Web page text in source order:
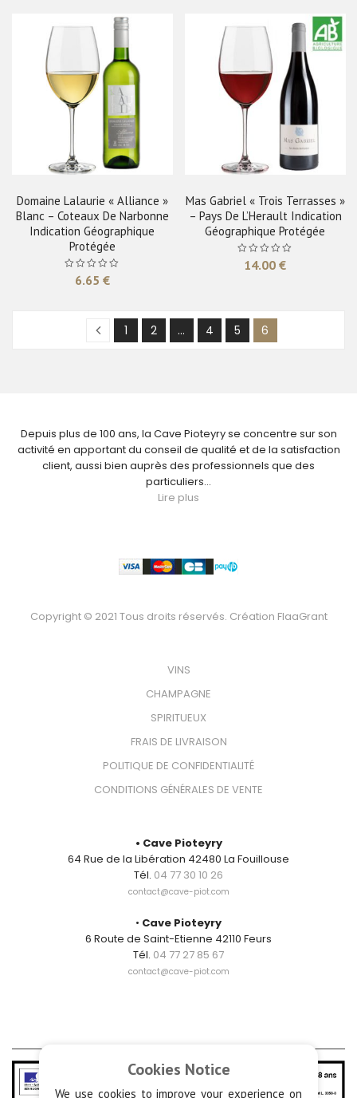
Domaine Lalaurie « Alliance »
Blanc – Coteaux De Narbonne
Indication Géographique
Protégée
6.65 €
Mas Gabriel « Trois Terrasses »
– Pays De L’Herault Indication
Géographique Protégée
14.00 €
1 2 … 4 5 6
Depuis plus de 100 ans, la Cave Pioteyry se concentre sur son
activité en apportant du conseil de qualité et de la satisfaction
client, aussi bien auprès des professionnels que des
particuliers...
Lire plus
Copyright © 2021 Tous droits réservés. Création FlaaGrant
VINS
CHAMPAGNE
SPIRITUEUX
FRAIS DE LIVRAISON
POLITIQUE DE CONFIDENTIALITÉ
CONDITIONS GÉNÉRALES DE VENTE
• Cave Pioteyry
64 Rue de la Libération 42480 La Fouillouse
Tél. 04 77 30 10 26
contact@cave-piot.com
• Cave Pioteyry
6 Route de Saint-Etienne 42110 Feurs
Tél. 04 77 27 85 67
contact@cave-piot.com
Cookies Notice
We use cookies to improve your experience on